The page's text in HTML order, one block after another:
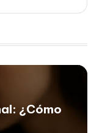
¿Cómo